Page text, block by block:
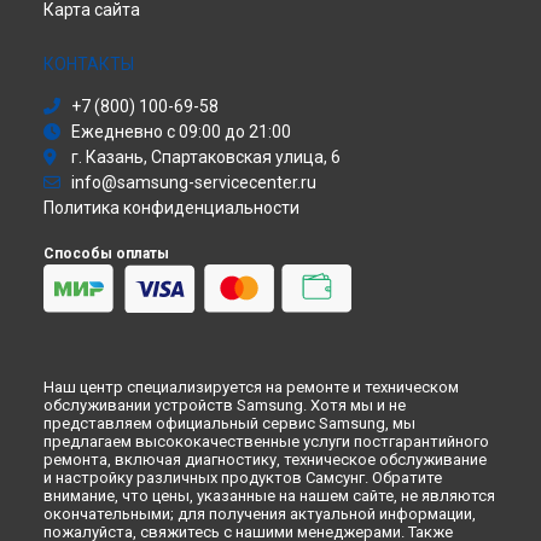
Ремонт телевизора UE48H6470 Samsung в
Ремонт телевизора UE48H6470 Samsung в
Холодильник
Моноблок
Атс
Смарт-часы
Варочная панель
Посудомоечная машина
Морозильная камера
Кондиционер
Духовой шкаф
Вытяжка
Карта сайта
КОНТАКТЫ
+7 (800) 100-69-58
Ежедневно с 09:00 до 21:00
г. Казань, Спартаковская улица, 6
info@samsung-servicecenter.ru
Политика конфиденциальности
Способы оплаты
Наш центр специализируется на ремонте и техническом
обслуживании устройств Samsung. Хотя мы и не
представляем официальный сервис Samsung, мы
предлагаем высококачественные услуги постгарантийного
ремонта, включая диагностику, техническое обслуживание
и настройку различных продуктов Самсунг. Обратите
внимание, что цены, указанные на нашем сайте, не являются
окончательными; для получения актуальной информации,
пожалуйста, свяжитесь с нашими менеджерами. Также